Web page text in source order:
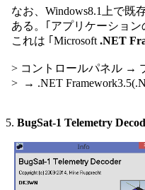
なお、Windows8.1上で既
ある。｢アプリケーショ
  これは ｢Microsoft
.NET
> コントロールパネル →
>  → .NET
5. BugSat-1 Telemetry